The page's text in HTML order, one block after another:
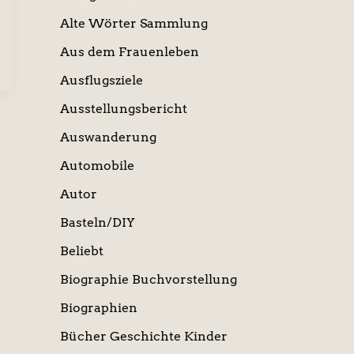
Alte Wörter Sammlung
Aus dem Frauenleben
Ausflugsziele
Ausstellungsbericht
Auswanderung
Automobile
Autor
Basteln/DIY
Beliebt
Biographie Buchvorstellung
Biographien
Bücher Geschichte Kinder